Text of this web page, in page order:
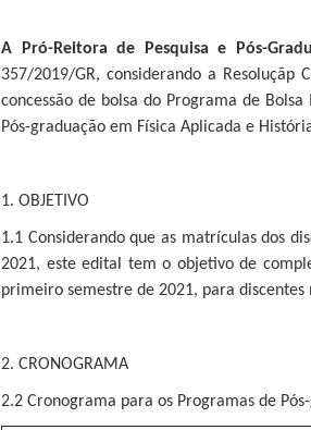
A Pró-Reitora de Pesquisa e Pós-
357/2019/GR, considerando a Resoluçãp
concessão de bolsa do Programa de
Pós-graduação em Física Aplicada e
1. OBJETIVO
1.1 Considerando que as matrículas dos
2021, este edital tem o objetivo de
primeiro semestre de 2021, para
2. CRONOGRAMA
2.2 Cronograma para os Programas de